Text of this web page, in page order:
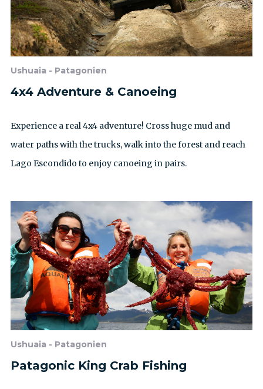
Ushuaia - Patagonien
4x4 Adventure & Canoeing
Experience a real 4x4 adventure! Cross huge mud and
water paths with the trucks, walk into the forest and reach
Lago Escondido to enjoy canoeing in pairs.
Ushuaia - Patagonien
Patagonic King Crab Fishing